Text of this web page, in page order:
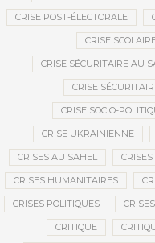
CRISE POST-ÉLECTORALE
CRISE
CRISE SÉCURITAIRE AU
CRISE
CRISE SOCIO-
CRISE UKRAINIENNE
CRISES AU SAHEL
CRISES HUMANITAIRES
CRISES POLITIQUES
CRITIQUE